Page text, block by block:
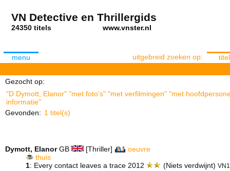
VN Detective en Thrillergids
24350 titels www.vnster.nl
menu uitgebreid zoeken op: titel
Gezocht op:
"D Dymott, Elanor" "met foto's" "met verfilmingen" "met
informatie"
Gevonden: 1 titel(s)
Dymott, ElanorGB [Thriller]
oeuvre
thuis
1: Every contact leaves a trace 2012 (Niets verdwijnt)